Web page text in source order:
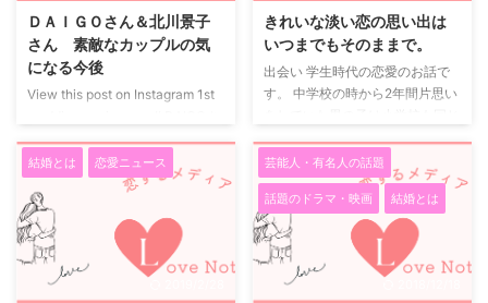
ん大好き♡や、俺も好きだよ♡と
いうLINE。一見とてもラブラブ
ですが、毎日このようなLINEを
している方は要注意。 なぜなら
くは友達として仲良く接していた
男女に恋心が芽生え始める様子を
書いていました。 女の子が告白
できず、胸に秘めたままでおわり
ます。 自分が片思いのころを思
未満―子どもなんでも相談〈中学
...
ＤＡＩＧＯさん＆北川景子
さん 素敵なカップルの気
になる今後
View this post on Instagram 1st
ん(@daigo_breakerz_)がシェア
した投稿 - 2017年 1月月11日午前
5時08分PST ビッグカップルの交
際報道 2人の交際は、久々のビッ
グカップル誕生ということでスポ
ーツ誌でも大々的に取り上げられ
ました。 北川景子さんは超売れ
っ子の女優さん、報道後マスコミ
きれいな淡い恋の思い出は
いつまでもそのままで。
出会い 学生時代の恋愛のお話で
す。 中学校の時から2年間片思い
どうしても思いをあきらめきれず
に高校に入って私から告白。 別
の高校でしたが、OKをもらいお
付き合いを始めました。 3年のお
付き合い 付き合ってからはお互
いが忙しく毎日は会っていません
でした。 同じ市内にいるのに2人
結婚とは 恋愛ニュース 芸能人・有名人の話題
話題のドラマ・映画 結婚とは